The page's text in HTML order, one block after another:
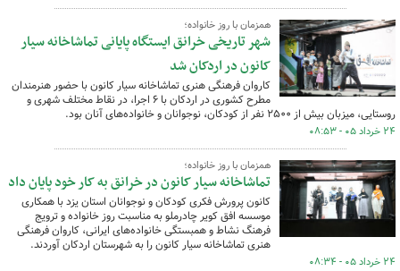
همزمان با روز خانواده؛
شهر تاریخی خرانق ایستگاه پایانی تماشاخانه سیار
کانون در اردکان شد
کاروان فرهنگی هنری تماشاخانه سیار کانون با حضور هنرمندان
مطرح کشوری در اردکان با ۶ اجرا، در نقاط مختلف شهری و
روستایی، میزبان بیش از ۲۵۰۰ نفر از کودکان، نوجوانان و خانواده‌های آنان بود.
۲۴ خرداد ۰۵ - ۰۸:۵۳
همزمان با روز خانواده؛
تماشاخانه سیار کانون در خرانق به کار خود پایان داد
کانون پرورش فکری کودکان و نوجوانان استان یزد با همکاری
موسسه افق کویر چادرملو به مناسبت روز خانواده و ترویج
فرهنگ نشاط و همبستگی خانواده‌های ایرانی، کاروان فرهنگی
هنری تماشاخانه سیار کانون را به شهرستان اردکان آوردند.
۲۴ خرداد ۰۵ - ۰۸:۳۴